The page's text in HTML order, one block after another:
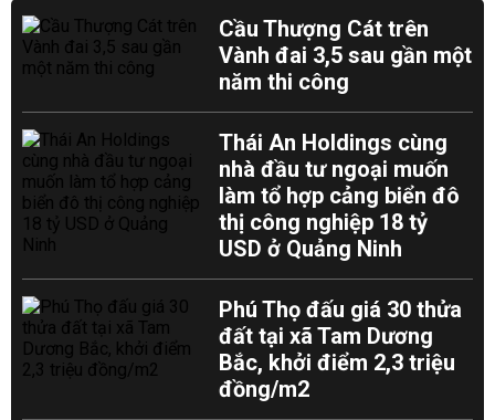
Cầu Thượng Cát trên
Vành đai 3,5 sau gần một
năm thi công
Thái An Holdings cùng
nhà đầu tư ngoại muốn
làm tổ hợp cảng biển đô
thị công nghiệp 18 tỷ
USD ở Quảng Ninh
Phú Thọ đấu giá 30 thửa
đất tại xã Tam Dương
Bắc, khởi điểm 2,3 triệu
đồng/m2